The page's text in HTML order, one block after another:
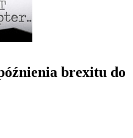
brexitu do